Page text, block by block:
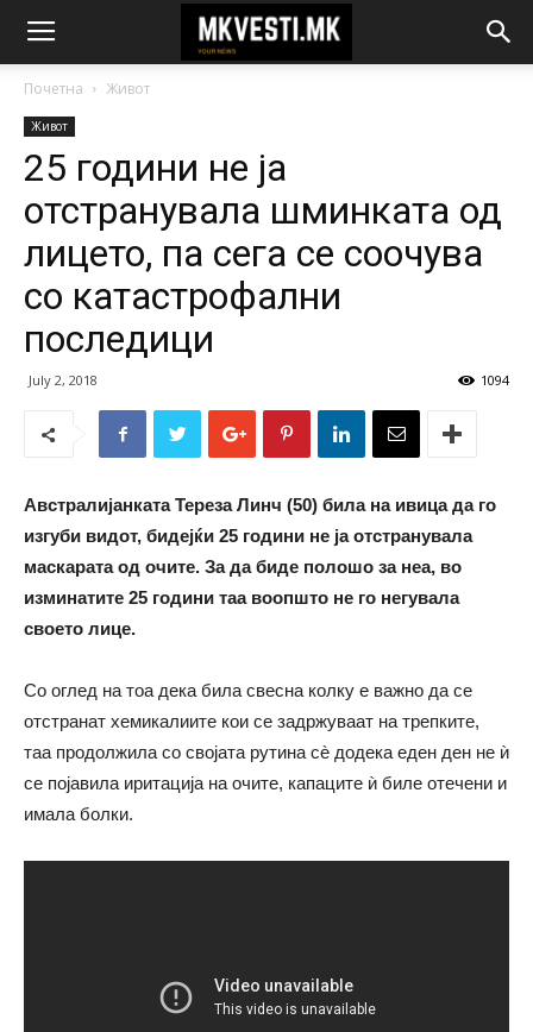
Почетна Живот
Живот
25 години не ја
отстранувала шминката од
лицето, па сега се соочува
со катастрофални
последици
July 2, 2018 1094
Австралијанката Тереза Линч (50) била на ивица да го
изгуби видот, бидејќи 25 години не ја отстранувала
маскарата од очите. За да биде полошо за неа, во
изминатите 25 години таа воопшто не го негувала
своето лице.
Со оглед на тоа дека била свесна колку е важно да се
отстранат хемикалиите кои се задржуваат на трепките,
таа продолжила со својата рутина сè додека еден ден не ѝ
се појавила иритација на очите, капаците ѝ биле отечени и
имала болки.